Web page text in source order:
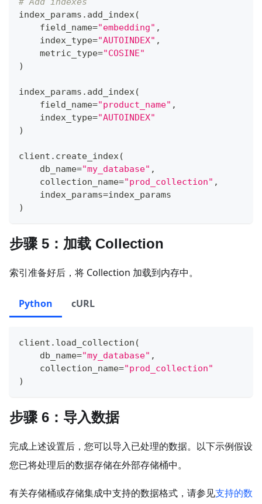
index_params . add_index(
    field_name
="embedding" ,
    index_type
="AUTOINDEX" ,
    metric_type
="COSINE"
)
index_params . add_index(
    field_name
="product_name" ,
    index_type
="AUTOINDEX"
)
client . create_index(
    db_name
="my_database" ,
    collection_name
="prod_collection" ,
    index_params
=index_params
)
步骤 5：加载 Collection
索引准备好后，将 Collection 加载到内存中。
Python cURL
client . load_collection (
    db_name
="my_database" ,
    collection_name
="prod_collection"
)
步骤 6：导入数据
完成上述设置后，您可以导入已处理的数据。以下示例假设
您已将处理后的数据存储在外部存储桶中。
有关存储桶或存储集成中支持的数据格式，请参见支持的数